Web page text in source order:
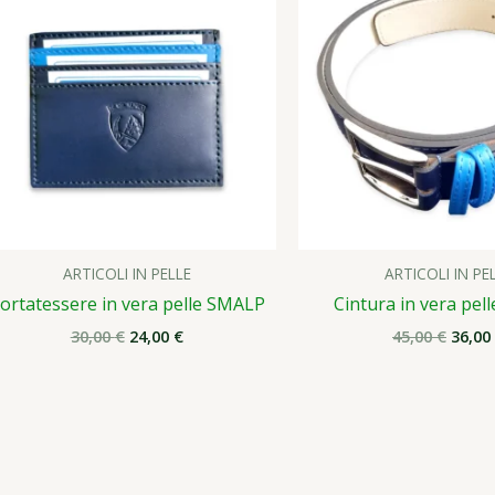
ARTICOLI IN PELLE
in vera pelle SMALP
30,00€
30,00 €.
24,00 €
24,00 €.
ARTICOLI IN
Cintura in vera
45,00€
45,00
36,00